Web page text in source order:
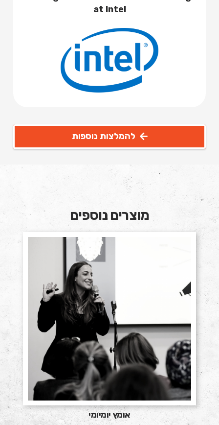
at Intel
להמלצות נוספות
מוצרים נוספים
אומץ יומיומי